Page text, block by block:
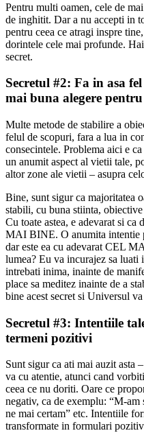
Pentru multi oamen, cele de
de inghitit. Dar a nu accepti in
pentru ceea ce atragi inspre
dorintele cele mai profunde.
secret.
Secretul #2: Fa in asa
mai buna alegere
Multe metode de stabilire a
felul de scopuri, fara a lua in
consecintele. Problema aici e
un anumit aspect al vietii tale,
altor zone ale vietii – asupra
Bine, sunt sigur ca majoritatea
stabili, cu buna stiinta,
Cu toate astea, e adevarat si
MAI BINE. O anumita intentie
dar este ea cu adevarat CEL
lumea? Eu va incurajez sa luati
intrebati inima, inainte de
place sa meditez inainte de a
bine acest secret si Universul
Secretul #3: Intentiile
termeni pozitivi
Sunt sigur ca ati mai auzit asta
va cu atentie, atunci cand
ceea ce nu doriti. Oare ce
negativ, ca de exemplu: “M-am
ne mai certam” etc. Intentiile
transformate in formulari